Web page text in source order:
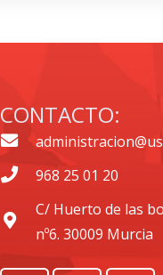
CONTACTO:
968 25 01 20
C/ Huerto de las
nº6. 30009 Murcia